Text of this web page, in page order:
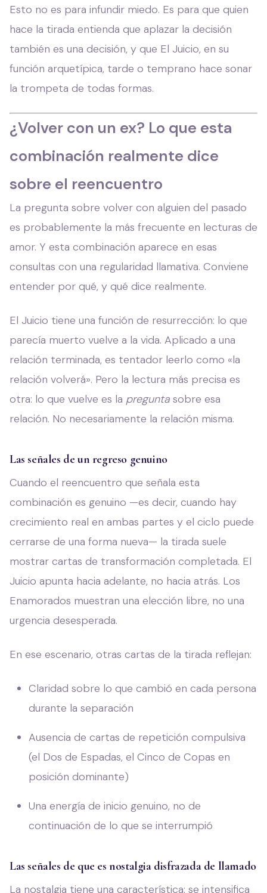
Esto no es para infundir miedo. Es para que quien
hace la tirada entienda que aplazar la decisión
también es una decisión, y que El Juicio, en su
función arquetípica, tarde o temprano hace sonar
la trompeta de todas formas.
¿Volver con un ex? Lo que esta
combinación realmente dice
sobre el reencuentro
La pregunta sobre volver con alguien del pasado
es probablemente la más frecuente en lecturas de
amor. Y esta combinación aparece en esas
consultas con una regularidad llamativa. Conviene
entender por qué, y qué dice realmente.
El Juicio tiene una función de resurrección: lo que
parecía muerto vuelve a la vida. Aplicado a una
relación terminada, es tentador leerlo como «la
relación volverá». Pero la lectura más precisa es
otra: lo que vuelve es la pregunta sobre esa
relación. No necesariamente la relación misma.
Las señales de un regreso genuino
Cuando el reencuentro que señala esta
combinación es genuino —es decir, cuando hay
crecimiento real en ambas partes y el ciclo puede
cerrarse de una forma nueva— la tirada suele
mostrar cartas de transformación completada. El
Juicio apunta hacia adelante, no hacia atrás. Los
Enamorados muestran una elección libre, no una
urgencia desesperada.
En ese escenario, otras cartas de la tirada reflejan:
Claridad sobre lo que cambió en cada persona
durante la separación
Ausencia de cartas de repetición compulsiva
(el Dos de Espadas, el Cinco de Copas en
posición dominante)
Una energía de inicio genuino, no de
continuación de lo que se interrumpió
Las señales de que es nostalgia disfrazada de llamado
La nostalgia tiene una característica: se intensifica